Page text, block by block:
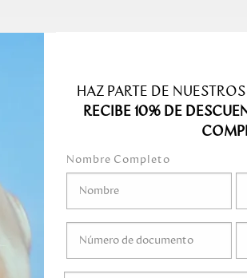
HAZ PARTE DE
RECIBE 10% DE
Nombre Completo